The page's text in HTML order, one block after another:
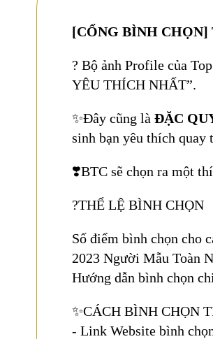
[CỔNG BÌNH
? Bộ ảnh Profile của
YÊU THÍCH NHẤT”.
✨Đây cũng làĐẶC
sinh bạn yêu thích
❣️BTC sẽ chọn ra một
?THỂ LỆ BÌNH CHỌN
Số điểm bình chọn cho
2023 Người Mẫu Toàn
Hướng dẫn bình chọn
✨CÁCH BÌNH CHỌN
- Link Website bình